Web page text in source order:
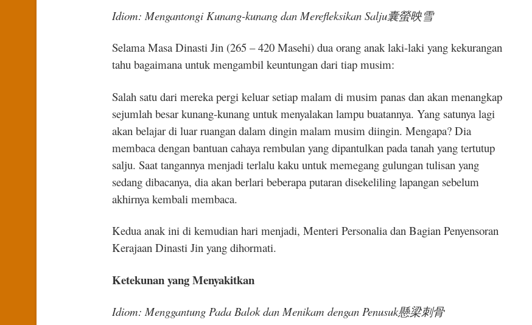
Idiom: Mengantongi Kunang-kunang dan Merefleksikan Salju囊螢映雪
Selama Masa Dinasti Jin (265 – 420 Masehi) dua orang anak laki-laki yang kekurangan
tahu bagaimana untuk mengambil keuntungan dari tiap musim:
Salah satu dari mereka pergi keluar setiap malam di musim panas dan akan menangkap
sejumlah besar kunang-kunang untuk menyalakan lampu buatannya. Yang satunya lagi
akan belajar di luar ruangan dalam dingin malam musim diingin. Mengapa? Dia
membaca dengan bantuan cahaya rembulan yang dipantulkan pada tanah yang tertutup
salju. Saat tangannya menjadi terlalu kaku untuk memegang gulungan tulisan yang
sedang dibacanya, dia akan berlari beberapa putaran disekeliling lapangan sebelum
akhirnya kembali membaca.
Kedua anak ini di kemudian hari menjadi, Menteri Personalia dan Bagian Penyensoran
Kerajaan Dinasti Jin yang dihormati.
Ketekunan yang Menyakitkan
Idiom: Menggantung Pada Balok dan Menikam dengan Penusuk懸梁刺骨